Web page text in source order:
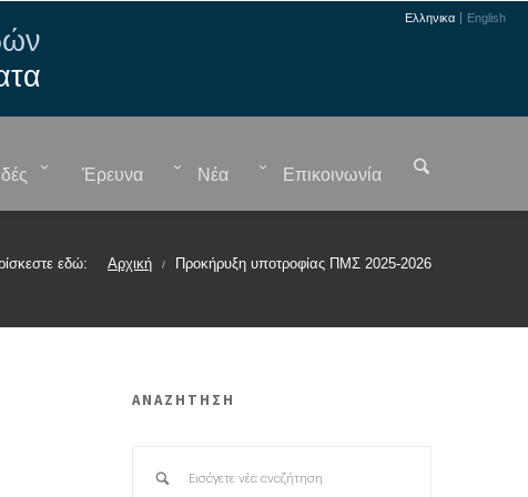
Ελληνικα English
Επικοινωνία
Νέα
Έρευνα
εδώ: Αρχική / Προκήρυξη υποτροφίας ΠΜΣ 2025-2026
ΑΝΑΖΗΤΗΣΗ